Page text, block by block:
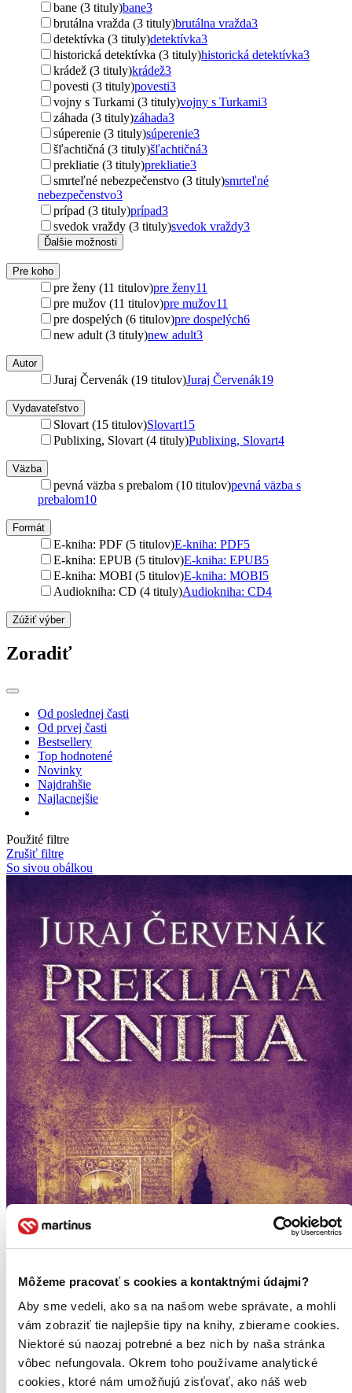
Môžeme pracovať s cookies a kontaktnými údajmi?
Aby sme vedeli, ako sa na našom webe správate, a mohli
vám zobraziť tie najlepšie tipy na knihy, zbierame cookies.
Niektoré sú naozaj potrebné a bez nich by naša stránka
vôbec nefungovala. Okrem toho používame analytické
cookies, ktoré nám umožňujú zisťovať, ako náš web
bane (3 tituly)bane3
brutálna vražda (3 tituly)brutálna vražda3
detektívka (3 tituly)detektívka3
historická detektívka (3 tituly)historická detektívka3
krádež (3 tituly)krádež3
povesti (3 tituly)povesti3
vojny s Turkami (3 tituly)vojny s Turkami3
záhada (3 tituly)záhada3
súperenie (3 tituly)súperenie3
šľachtičná (3 tituly)šľachtičná3
prekliatie (3 tituly)prekliatie3
smrteľné nebezpečenstvo (3 tituly)smrteľné
nebezpečenstvo3
prípad (3 tituly)prípad3
svedok vraždy (3 tituly)svedok vraždy3
Ďalšie možnosti
Pre koho
pre ženy (11 titulov)pre ženy11
pre mužov (11 titulov)pre mužov11
pre dospelých (6 titulov)pre dospelých6
new adult (3 tituly)new adult3
Autor
Juraj Červenák (19 titulov)Juraj Červenák19
Vydavateľstvo
Slovart (15 titulov)Slovart15
Publixing, Slovart (4 tituly)Publixing, Slovart4
Väzba
pevná väzba s prebalom (10 titulov)pevná väzba s
prebalom10
Formát
E-kniha: PDF (5 titulov)E-kniha: PDF5
E-kniha: EPUB (5 titulov)E-kniha: EPUB5
E-kniha: MOBI (5 titulov)E-kniha: MOBI5
Audiokniha: CD (4 tituly)Audiokniha: CD4
Zúžiť výber
Zoradiť
Od poslednej časti
Od prvej časti
Bestsellery
Top hodnotené
Novinky
Najdrahšie
Najlacnejšie
Použité filtre
Zrušiť filtre
So sivou obálkou